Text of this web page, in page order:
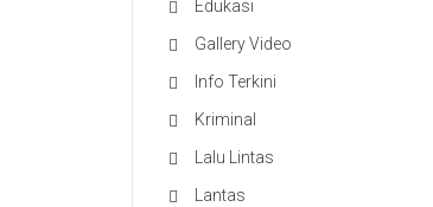
Edukasi
Gallery Video
Info Terkini
Kriminal
Lalu Lintas
Lantas